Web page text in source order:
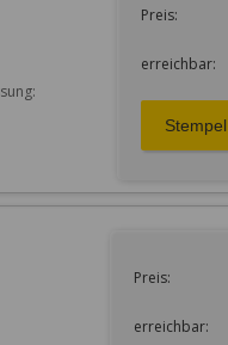
Preis:
erreichbar:
Preis:
erreichbar: